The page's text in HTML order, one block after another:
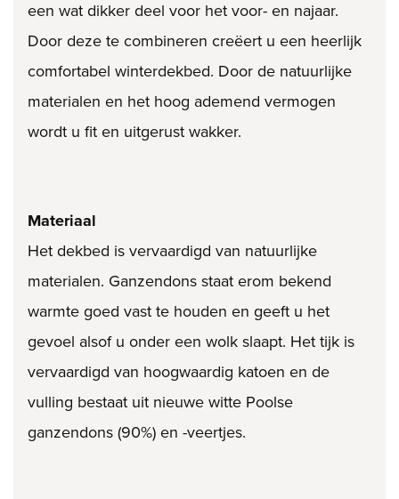
een wat dikker deel voor het voor- en najaar.
Door deze te combineren creëert u een heerlijk
comfortabel winterdekbed. Door de natuurlijke
materialen en het hoog ademend vermogen
wordt u fit en uitgerust wakker.
Materiaal
Het dekbed is vervaardigd van natuurlijke
materialen. Ganzendons staat erom bekend
warmte goed vast te houden en geeft u het
gevoel alsof u onder een wolk slaapt. Het tijk is
vervaardigd van hoogwaardig katoen en de
vulling bestaat uit nieuwe witte Poolse
ganzendons (90%) en -veertjes.